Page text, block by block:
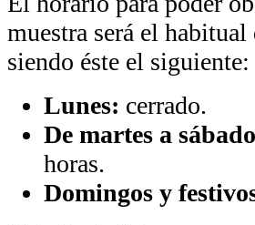
muestra será el
siendo éste el siguiente:
Lunes: cerrado.
De martes a
horas.
Domingos y